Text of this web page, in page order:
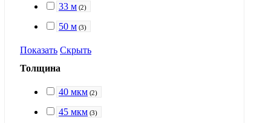
33 м (2)
50 м (3)
Показать Скрыть
Толщина
40 мкм (2)
45 мкм (3)